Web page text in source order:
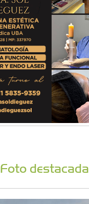
Foto destacada